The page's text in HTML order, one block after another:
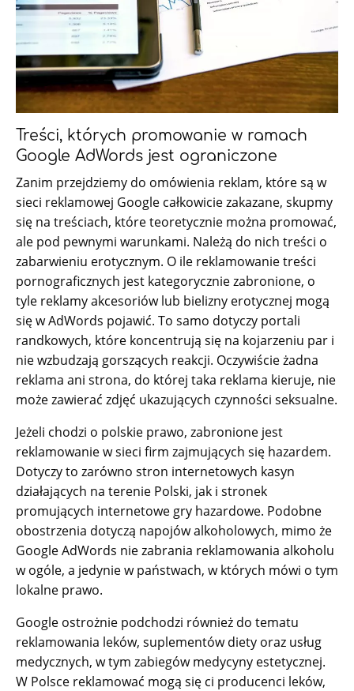
Treści, których promowanie w ramach
Google AdWords jest ograniczone
Zanim przejdziemy do omówienia reklam, które są w
sieci reklamowej Google całkowicie zakazane, skupmy
się na treściach, które teoretycznie można promować,
ale pod pewnymi warunkami. Należą do nich treści o
zabarwieniu erotycznym. O ile reklamowanie treści
pornograficznych jest kategorycznie zabronione, o
tyle reklamy akcesoriów lub bielizny erotycznej mogą
się w AdWords pojawić. To samo dotyczy portali
randkowych, które koncentrują się na kojarzeniu par i
nie wzbudzają gorszących reakcji. Oczywiście żadna
reklama ani strona, do której taka reklama kieruje, nie
może zawierać zdjęć ukazujących czynności seksualne.
Jeżeli chodzi o polskie prawo, zabronione jest
reklamowanie w sieci firm zajmujących się hazardem.
Dotyczy to zarówno stron internetowych kasyn
działających na terenie Polski, jak i stronek
promujących internetowe gry hazardowe. Podobne
obostrzenia dotyczą napojów alkoholowych, mimo że
Google AdWords nie zabrania reklamowania alkoholu
w ogóle, a jedynie w państwach, w których mówi o tym
lokalne prawo.
Google ostrożnie podchodzi również do tematu
reklamowania leków, suplementów diety oraz usług
medycznych, w tym zabiegów medycyny estetycznej.
W Polsce reklamować mogą się ci producenci leków,